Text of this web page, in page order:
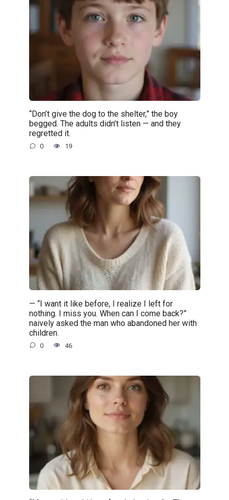
“Don’t give the dog to the shelter,” the boy
begged. The adults didn’t listen — and they
regretted it.
0 19
— “I want it like before, I realize I left for
nothing. I miss you. When can I come back?”
naively asked the man who abandoned her with
children.
0 46